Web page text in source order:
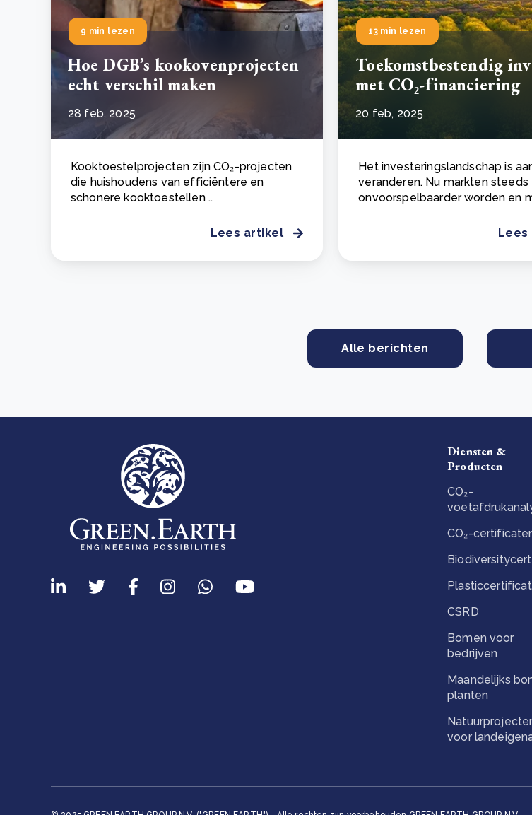
9 min lezen
Hoe DGB’s kookovenprojecten
echt verschil maken
28 feb, 2025
Kooktoestelprojecten zijn CO₂-projecten
die huishoudens van efficiëntere en
schonere kooktoestellen ..
Lees artikel
13 min lezen
Toekomstbestendig
met CO₂-financiering
20 feb, 2025
Het investeringslandschap is
veranderen. Nu markten steeds
onvoorspelbaarder worden en
Alle berichten
Diensten &
Producten
CO₂-
CO₂-
CSRD
Bomen voor
bedrijven
Maandelijks
planten
voor